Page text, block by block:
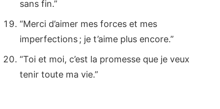
sans fin.”
“Merci d’aimer mes forces et mes
imperfections ; je t’aime plus encore.”
“Toi et moi, c’est la promesse que je veux
tenir toute ma vie.”